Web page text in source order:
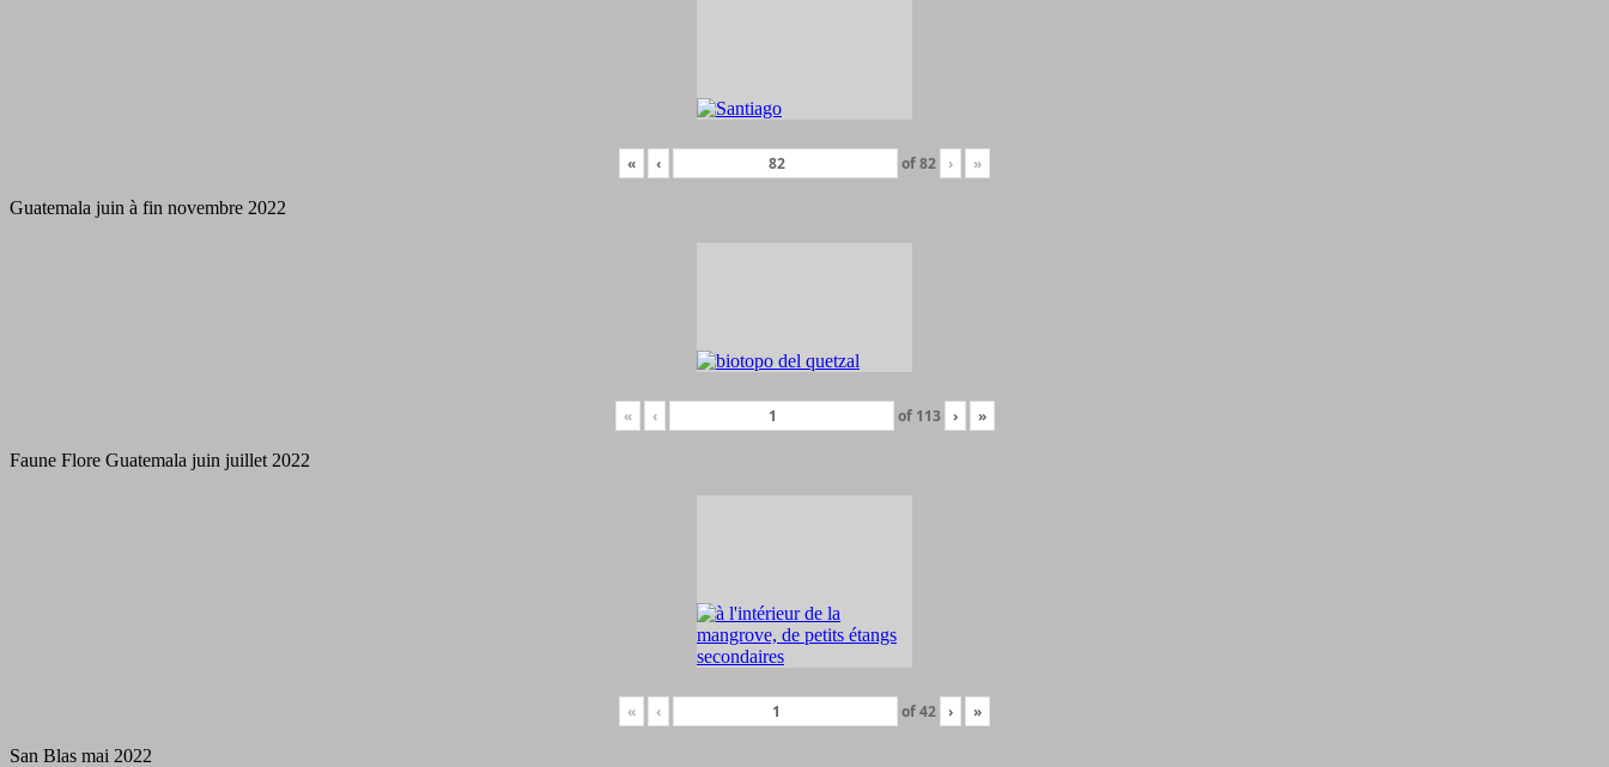
« ‹ of82 › »
Guatemala juin à fin novembre 2022
« ‹ of 113 › »
Faune Flore Guatemala juin juillet 2022
« ‹ of42 › »
San Blas mai 2022